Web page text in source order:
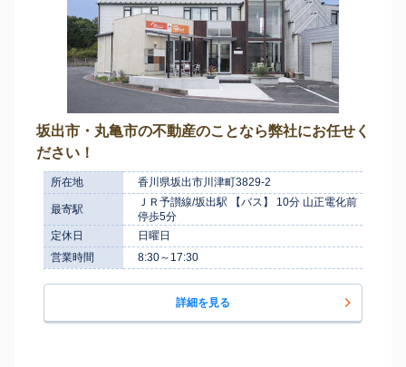
坂出市・丸亀市の不動産のことなら弊社にお任せく
ださい！
所在地 香川県坂出市川津町3829-2
最寄駅
ＪＲ予讃線/坂出駅 【バス】 10分 山正電化前
停歩5分
定休日
日曜日
営業時間
8:30～17:30
詳細を見る